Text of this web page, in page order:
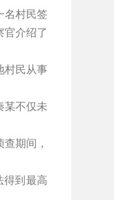
名村民签
官介绍了
村民从事
某不仅未
期间，
到最高